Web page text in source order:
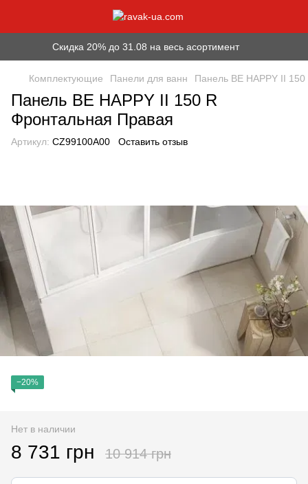
Скидка 20% до 31.08 на весь асортимент
Комплектующие Панели для ванн Панель BE HAPPY II
Панель BE HAPPY II 150 R
Фронтальная Правая
Артикул: CZ99100A00 Оставить отзыв
−20%
Нет в наличии
8 731 грн 10 914 грн